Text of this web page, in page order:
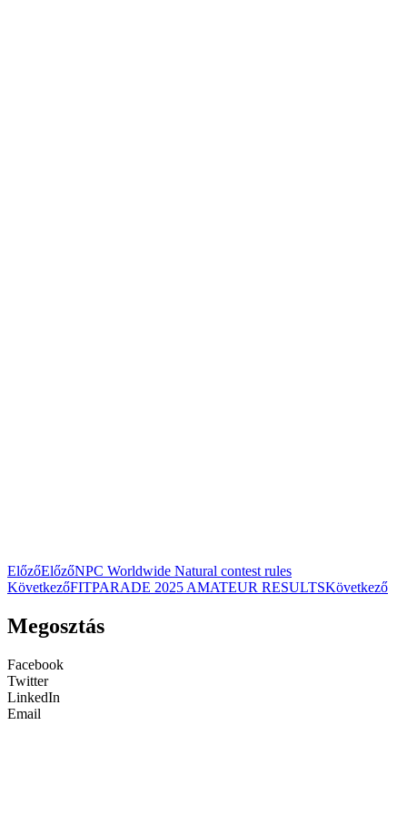
ElőzőElőzőNPC Worldwide Natural contest rules
KövetkezőFITPARADE 2025 AMATEUR RESULTSKövetkező
Megosztás
Facebook
Twitter
LinkedIn
Email